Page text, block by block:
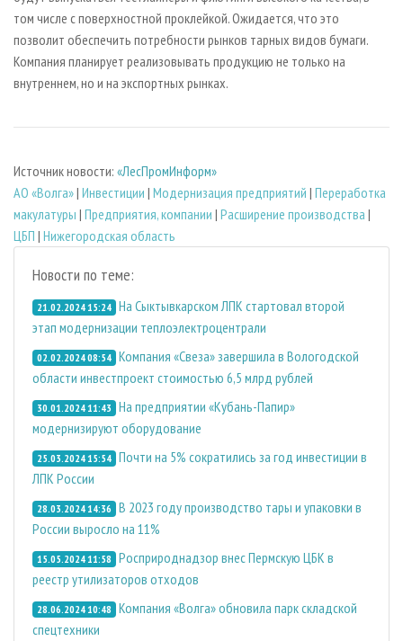
том числе с поверхностной проклейкой. Ожидается, что это
позволит обеспечить потребности рынков тарных видов бумаги.
Компания планирует реализовывать продукцию не только на
внутреннем, но и на экспортных рынках.
Источник новости: «ЛесПромИнформ»
АО «Волга»| Инвестиции | Модернизация предприятий | Переработка
макулатуры | Предприятия, компании | Расширение производства |
ЦБП | Нижегородская область
Новости по теме:
21.02.2024 15:24 На Сыктывкарском ЛПК стартовал второй
этап модернизации теплоэлектроцентрали
02.02.2024 08:54 Компания «Свеза» завершила в Вологодской
области инвестпроект стоимостью 6,5 млрд рублей
30.01.2024 11:43 На предприятии «Кубань-Папир»
модернизируют оборудование
25.03.2024 15:54 Почти на 5% сократились за год инвестиции в
ЛПК России
28.03.2024 14:36 В 2023 году производство тары и упаковки в
России выросло на 11%
15.05.2024 11:58 Росприроднадзор внес Пермскую ЦБК в
реестр утилизаторов отходов
28.06.2024 10:48 Компания «Волга» обновила парк складской
спецтехники